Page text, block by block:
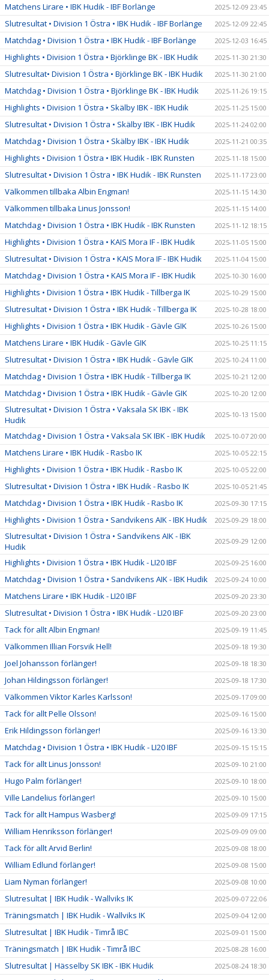
Matchens Lirare • IBK Hudik - IBF Borlänge 2025-12-09 23:45
Slutresultat • Division 1 Östra • IBK Hudik - IBF Borlänge 2025-12-09 22:45
Matchdag • Division 1 Östra • IBK Hudik - IBF Borlänge 2025-12-03 16:45
Highlights • Division 1 Östra • Björklinge BK - IBK Hudik 2025-11-30 21:30
Slutresultat• Division 1 Östra • Björklinge BK - IBK Hudik 2025-11-30 21:00
Matchdag • Division 1 Östra • Björklinge BK - IBK Hudik 2025-11-26 19:15
Highlights • Division 1 Östra • Skälby IBK - IBK Hudik 2025-11-25 15:00
Slutresultat • Division 1 Östra • Skälby IBK - IBK Hudik 2025-11-24 02:00
Matchdag • Division 1 Östra • Skälby IBK - IBK Hudik 2025-11-21 00:35
Highlights • Division 1 Östra • IBK Hudik - IBK Runsten 2025-11-18 15:00
Slutresultat • Division 1 Östra • IBK Hudik - IBK Runsten 2025-11-17 23:00
Välkommen tillbaka Albin Engman! 2025-11-15 14:30
Välkommen tillbaka Linus Jonsson! 2025-11-15 14:00
Matchdag • Division 1 Östra • IBK Hudik - IBK Runsten 2025-11-12 18:15
Highlights • Division 1 Östra • KAIS Mora IF - IBK Hudik 2025-11-05 15:00
Slutresultat • Division 1 Östra • KAIS Mora IF - IBK Hudik 2025-11-04 15:00
Matchdag • Division 1 Östra • KAIS Mora IF - IBK Hudik 2025-10-30 16:00
Highlights • Division 1 Östra • IBK Hudik - Tillberga IK 2025-10-29 15:00
Slutresultat • Division 1 Östra • IBK Hudik - Tillberga IK 2025-10-28 18:00
Highlights • Division 1 Östra • IBK Hudik - Gävle GIK 2025-10-26 15:00
Matchens Lirare • IBK Hudik - Gävle GIK 2025-10-25 11:15
Slutresultat • Division 1 Östra • IBK Hudik - Gävle GIK 2025-10-24 11:00
Matchdag • Division 1 Östra • IBK Hudik - Tillberga IK 2025-10-21 12:00
Matchdag • Division 1 Östra • IBK Hudik - Gävle GIK 2025-10-20 12:00
Slutresultat • Division 1 Östra • Vaksala SK IBK - IBK
Hudik
2025-10-13 15:00
Matchdag • Division 1 Östra • Vaksala SK IBK - IBK Hudik 2025-10-07 20:00
Matchens Lirare • IBK Hudik - Rasbo IK 2025-10-05 22:15
Highlights • Division 1 Östra • IBK Hudik - Rasbo IK 2025-10-05 22:00
Slutresultat • Division 1 Östra • IBK Hudik - Rasbo IK 2025-10-05 21:45
Matchdag • Division 1 Östra • IBK Hudik - Rasbo IK 2025-09-30 17:15
Highlights • Division 1 Östra • Sandvikens AIK - IBK Hudik 2025-09-29 18:00
Slutresultat • Division 1 Östra • Sandvikens AIK - IBK
Hudik
2025-09-29 12:00
Highlights • Division 1 Östra • IBK Hudik - LI20 IBF 2025-09-25 16:00
Matchdag • Division 1 Östra • Sandvikens AIK - IBK Hudik 2025-09-24 10:00
Matchens Lirare • IBK Hudik - LI20 IBF 2025-09-20 23:30
Slutresultat • Division 1 Östra • IBK Hudik - LI20 IBF 2025-09-20 23:00
Tack för allt Albin Engman! 2025-09-19 11:45
Välkommen Illian Forsvik Hell! 2025-09-18 19:30
Joel Johansson förlänger! 2025-09-18 18:30
Johan Hildingsson förlänger! 2025-09-18 17:30
Välkommen Viktor Karles Karlsson! 2025-09-17 09:00
Tack för allt Pelle Olsson! 2025-09-16 15:00
Erik Hildingsson förlänger! 2025-09-16 13:30
Matchdag • Division 1 Östra • IBK Hudik - LI20 IBF 2025-09-15 15:15
Tack för allt Linus Jonsson! 2025-09-10 21:00
Hugo Palm förlänger! 2025-09-10 18:00
Ville Landelius förlänger! 2025-09-10 15:00
Tack för allt Hampus Wasberg! 2025-09-09 17:15
William Henriksson förlänger! 2025-09-09 09:00
Tack för allt Arvid Berlin! 2025-09-08 18:00
William Edlund förlänger! 2025-09-08 15:00
Liam Nyman förlänger! 2025-09-08 10:00
Slutresultat | IBK Hudik - Wallviks IK 2025-09-07 22:06
Träningsmatch | IBK Hudik - Wallviks IK 2025-09-04 12:00
Slutresultat | IBK Hudik - Timrå IBC 2025-09-01 15:00
Träningsmatch | IBK Hudik - Timrå IBC 2025-08-28 16:00
Slutresultat | Hässelby SK IBK - IBK Hudik 2025-08-24 18:30